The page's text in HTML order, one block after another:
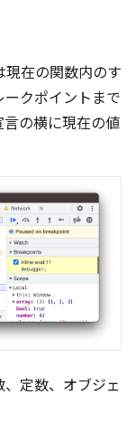
現在の関数内のす
クポイントまで
の横に現在の値
定数、オブジェ